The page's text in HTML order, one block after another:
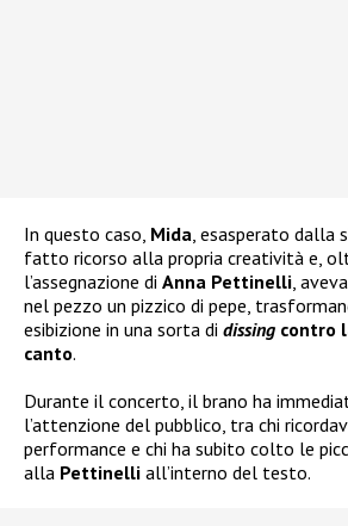
In questo caso, Mida, esasperato dalla
fatto ricorso alla propria creatività e,
l’assegnazione di Anna Pettinelli,
nel pezzo un pizzico di pepe,
esibizione in una sorta di dissing contro
canto.
Durante il concerto, il brano ha
l’attenzione del pubblico, tra chi
performance e chi ha subito colto le
alla Pettinelli all’interno del testo.